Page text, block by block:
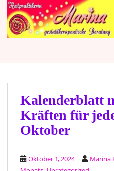
Kalenderblatt
Kräften für
Oktober
Oktober 1, 2024 Marina